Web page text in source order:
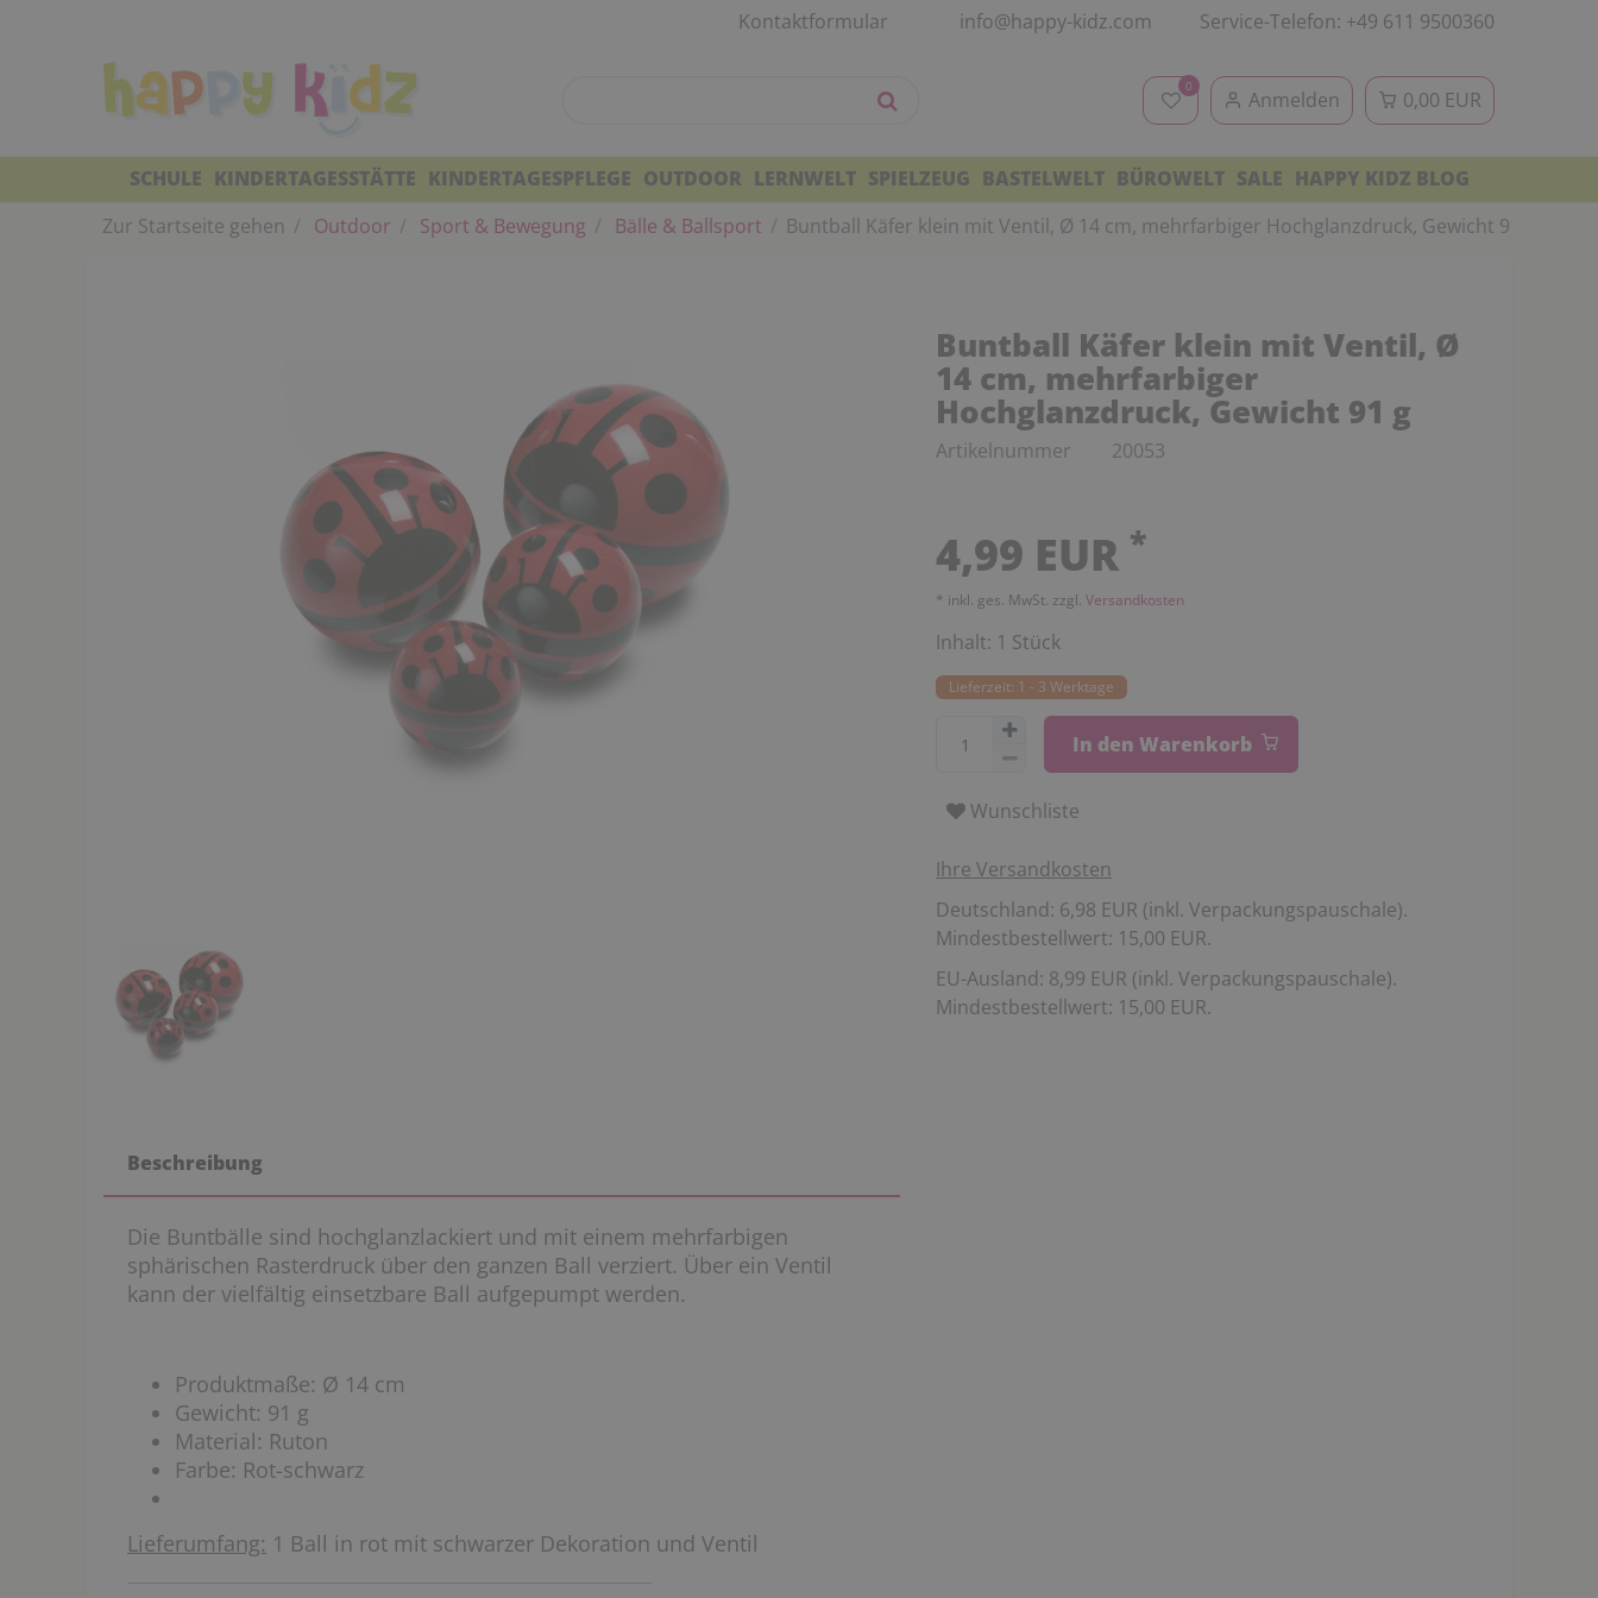
Kontaktformular info@happy-kidz.com Service-Telefon: +49 611 9500360
0
Anmelden 0,00 EUR
SCHULE KINDERTAGESSTÄTTE KINDERTAGESPFLEGE OUTDOOR LERNWELT SPIELZEUG BASTELWELT BÜROWELT SALE HAPPY KIDZ BLOG
Zur Startseite gehen
Outdoor Sport & Bewegung Bälle & Ballsport Buntball Käfer klein mit Ventil, Ø 14 cm, mehrfarbiger Hochglanzdruck, Gewicht 91 g
Buntball Käfer klein mit Ventil, Ø
14 cm, mehrfarbiger
Hochglanzdruck, Gewicht 91 g
Artikelnummer 20053
4,99 EUR *
* inkl. ges. MwSt. zzgl. Versandkosten
Inhalt: 1 Stück
Lieferzeit: 1 - 3 Werktage
In den Warenkorb
Wunschliste
Ihre Versandkosten
Deutschland: 6,98 EUR (inkl. Verpackungspauschale).
Mindestbestellwert: 15,00 EUR.
EU-Ausland: 8,99 EUR (inkl. Verpackungspauschale).
Mindestbestellwert: 15,00 EUR.
Beschreibung
Die Buntbälle sind hochglanzlackiert und mit einem mehrfarbigen
sphärischen Rasterdruck über den ganzen Ball verziert. Über ein Ventil
kann der vielfältig einsetzbare Ball aufgepumpt werden.
Produktmaße: Ø 14 cm
Gewicht: 91 g
Material: Ruton
Farbe: Rot-schwarz
Lieferumfang: 1 Ball in rot mit schwarzer Dekoration und Ventil